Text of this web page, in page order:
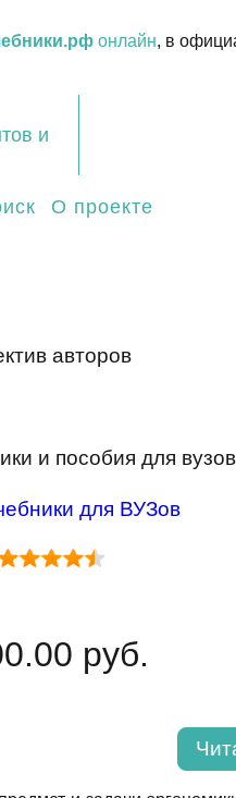
онлайн, в
и
О проекте
авторов
и пособия для вузов
для ВУЗов
руб.